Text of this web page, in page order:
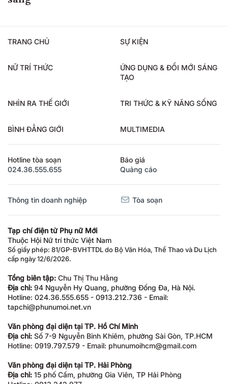
TRANG CHỦ SỰ KIỆN
NỮ TRÍ THỨC
ỨNG DỤNG & ĐỔI MỚI SÁNG
TẠO
NHÌN RA THẾ GIỚI TRI THỨC & KỸ NĂNG SỐNG
BÌNH ĐẲNG GIỚI MULTIMEDIA
Hotline tòa soạn
024.36.555.655
Báo giá
Quảng cáo
Thông tin doanh nghiệp Tòa soạn
Tạp chí điện tử Phụ nữ Mới
Thuộc Hội Nữ trí thức Việt Nam
Số giấy phép: 81/GP-BVHTTDL do Bộ Văn Hóa, Thể Thao và Du Lịch
cấp ngày 12/6/2026.
Tổng biên tập: Chu Thị Thu Hằng
Địa chỉ: 94 Nguyễn Hy Quang, phường Đống Đa, Hà Nội.
Hotline: 024.36.555.655 - 0913.212.736 - Email:
tapchi@phunumoi.net.vn
Văn phòng đại diện tại TP. Hồ Chí Minh
Địa chỉ: Số 7-9 Nguyễn Bỉnh Khiêm, phường Sài Gòn, TP.HCM
Hotline: 0919.797.579 - Email: phunumoihcm@gmail.com
Văn phòng đại diện tại TP. Hải Phòng
Địa chỉ: 15 phố Cấm, phường Gia Viên, TP Hải Phòng